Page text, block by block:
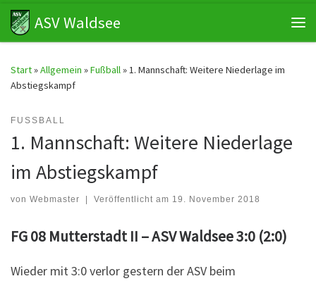
Zum Inhalt springen
ASV Waldsee
Start»Allgemein »Fußball»1. Mannschaft: Weitere Niederlage im
Abstiegskampf
FUSSBALL
1. Mannschaft: Weitere Niederlage
im Abstiegskampf
von Webmaster Veröffentlicht am 19. November 2018
FG 08 Mutterstadt II – ASV Waldsee 3:0 (2:0)
Wieder mit 3:0 verlor gestern der ASV beim